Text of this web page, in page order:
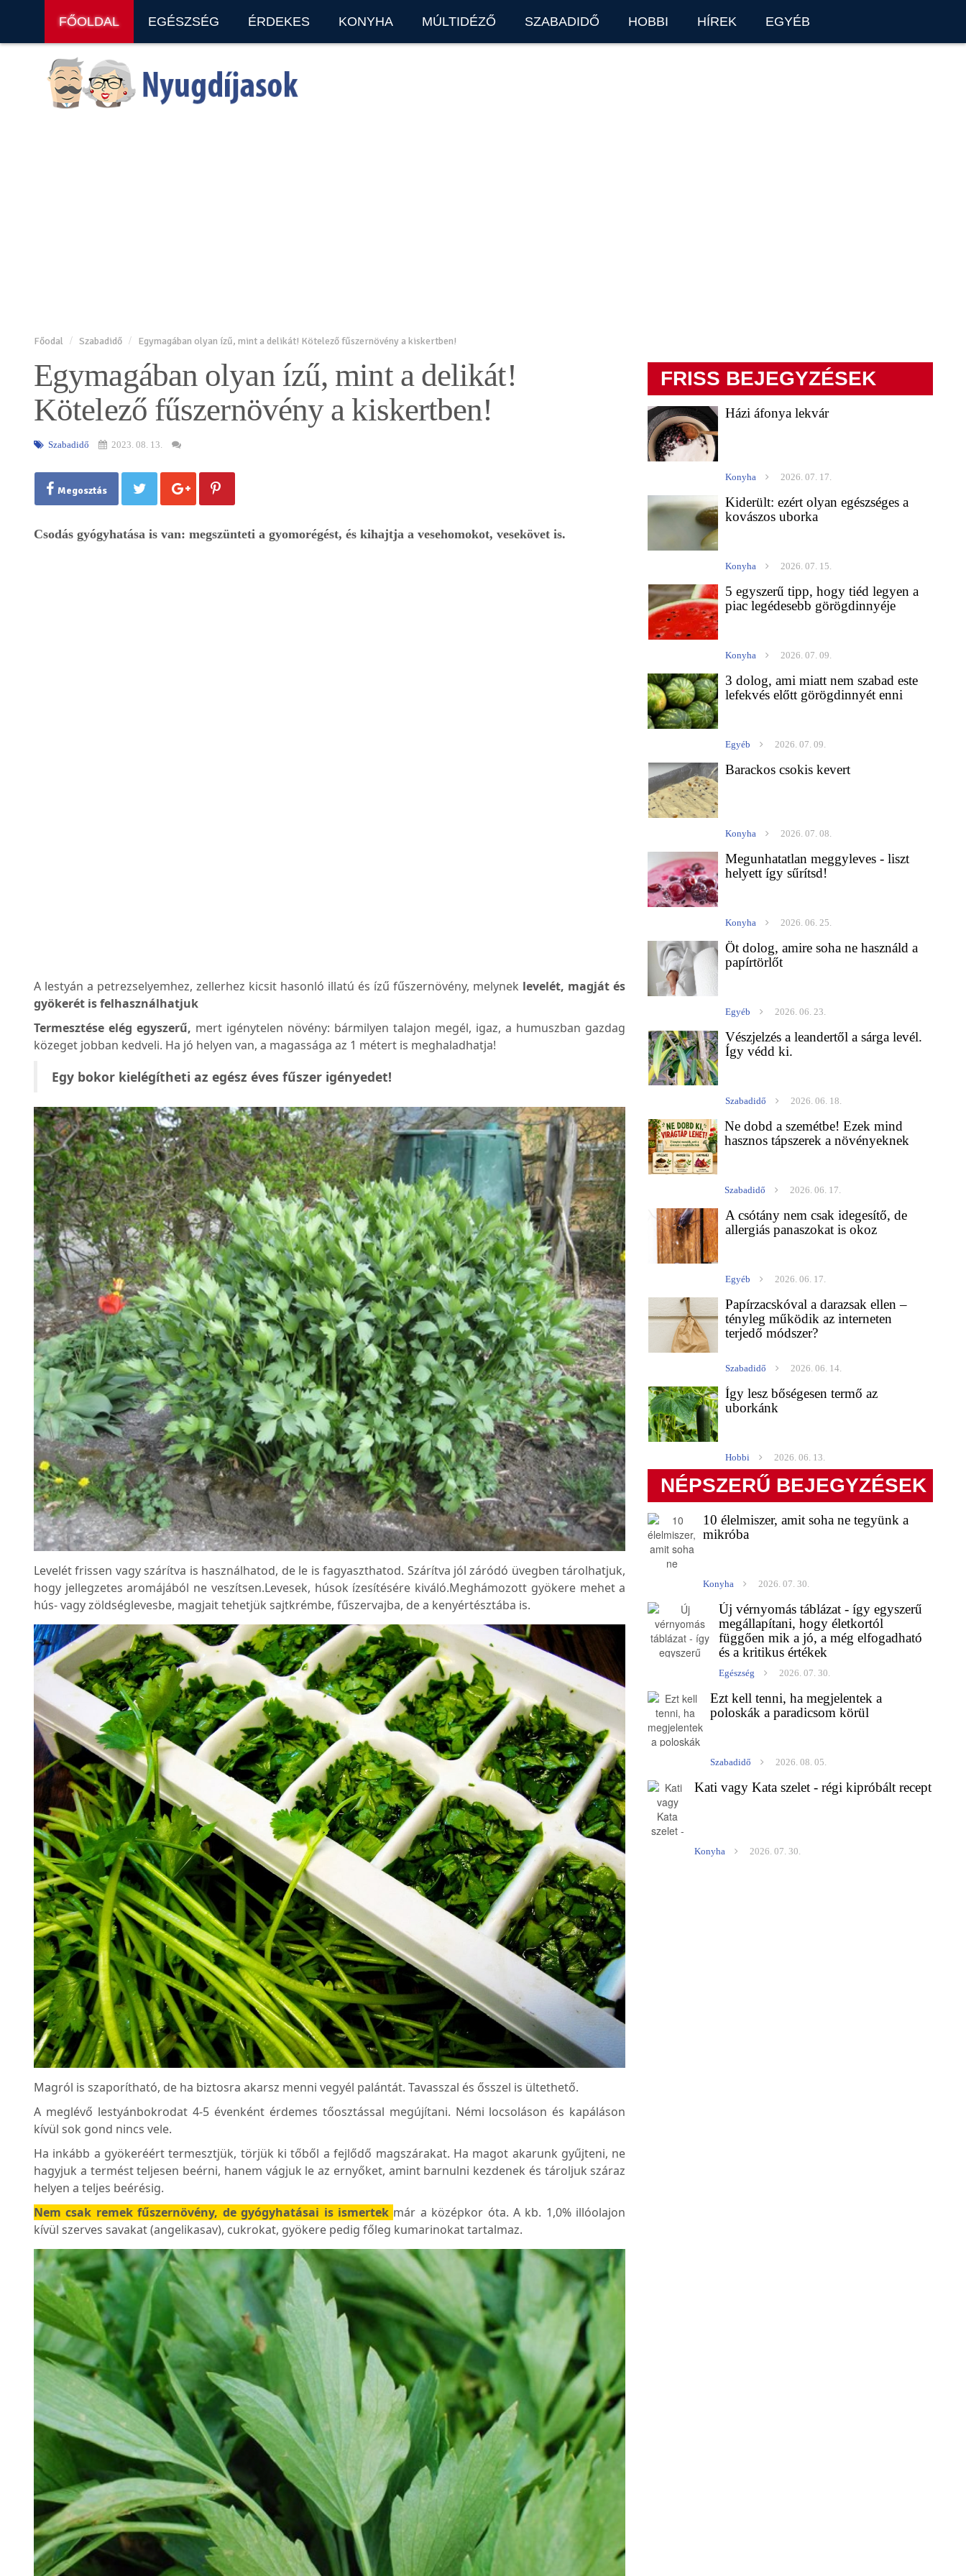
FŐOLDAL EGÉSZSÉG ÉRDEKES KONYHA MÚLTIDÉZŐ SZABADIDŐ HOBBI HÍREK EGYÉB
Főodal Szabadidő Egymagában olyan ízű, mint a delikát! Kötelező fűszernövény a kiskertben!
Egymagában olyan ízű, mint a delikát!
Kötelező fűszernövény a kiskertben!
Szabadidő 2023. 08. 13.
Megosztás
Csodás gyógyhatása is van: megszünteti a gyomorégést, és kihajtja a vesehomokot, vesekövet is.
A lestyán a petrezselyemhez, zellerhez kicsit hasonló illatú és ízű fűszernövény, melynek levelét, magját és
gyökerét is felhasználhatjuk
Termesztése elég egyszerű, mert igénytelen növény: bármilyen talajon megél, igaz, a humuszban gazdag
közeget jobban kedveli. Ha jó helyen van, a magassága az 1 métert is meghaladhatja!
Egy bokor kielégítheti az egész éves fűszer igényedet!
Levelét frissen vagy szárítva is használhatod, de le is fagyaszthatod. Szárítva jól záródó üvegben tárolhatjuk,
hogy jellegzetes aromájából ne veszítsen.Levesek, húsok ízesítésére kiváló.Meghámozott gyökere mehet a
hús- vagy zöldséglevesbe, magjait tehetjük sajtkrémbe, fűszervajba, de a kenyértésztába is.
Magról is szaporítható, de ha biztosra akarsz menni vegyél palántát. Tavasszal és ősszel is ültethető.
A meglévő lestyánbokrodat 4-5 évenként érdemes tőosztással megújítani. Némi locsoláson és kapáláson
kívül sok gond nincs vele.
Ha inkább a gyökeréért termesztjük, törjük ki tőből a fejlődő magszárakat. Ha magot akarunk gyűjteni, ne
hagyjuk a termést teljesen beérni, hanem vágjuk le az ernyőket, amint barnulni kezdenek és tároljuk száraz
helyen a teljes beérésig.
Nem csak remek fűszernövény, de gyógyhatásai is ismertek már a középkor óta. A kb. 1,0% illóolajon
kívül szerves savakat (angelikasav), cukrokat, gyökere pedig főleg kumarinokat tartalmaz.
FRISS BEJEGYZÉSEK
Házi áfonya lekvár
Konyha 2026. 07. 17.
Kiderült: ezért olyan egészséges a
kovászos uborka
Konyha 2026. 07. 15.
5 egyszerű tipp, hogy tiéd legyen a
piac legédesebb görögdinnyéje
Konyha 2026. 07. 09.
3 dolog, ami miatt nem szabad este
lefekvés előtt görögdinnyét enni
Egyéb 2026. 07. 09.
Barackos csokis kevert
Konyha 2026. 07. 08.
Megunhatatlan meggyleves - liszt
helyett így sűrítsd!
Konyha 2026. 06. 25.
Öt dolog, amire soha ne használd a
papírtörlőt
Egyéb 2026. 06. 23.
Vészjelzés a leandertől a sárga levél.
Így védd ki.
Szabadidő 2026. 06. 18.
Ne dobd a szemétbe! Ezek mind
hasznos tápszerek a növényeknek
Szabadidő 2026. 06. 17.
A csótány nem csak idegesítő, de
allergiás panaszokat is okoz
Egyéb 2026. 06. 17.
Papírzacskóval a darazsak ellen –
tényleg működik az interneten
terjedő módszer?
Szabadidő 2026. 06. 14.
Így lesz bőségesen termő az
uborkánk
Hobbi 2026. 06. 13.
NÉPSZERŰ BEJEGYZÉSEK
10 élelmiszer, amit soha ne tegyünk a
mikróba
Konyha 2026. 07. 30.
Új vérnyomás táblázat - így egyszerű
megállapítani, hogy életkortól
függően mik a jó, a még elfogadható
és a kritikus értékek
Egészség 2026. 07. 30.
Ezt kell tenni, ha megjelentek a
poloskák a paradicsom körül
Szabadidő 2026. 08. 05.
Kati vagy Kata szelet - régi kipróbált recept
Konyha 2026. 07. 30.